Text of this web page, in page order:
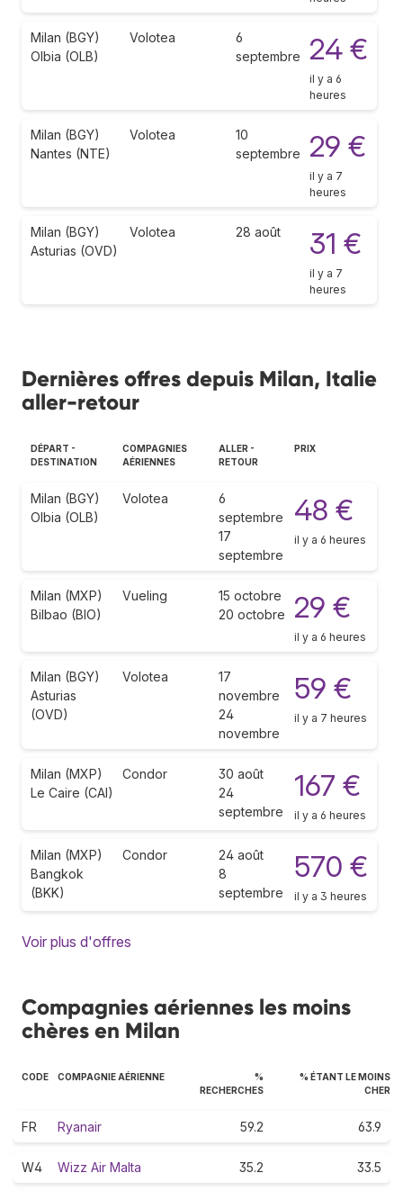
Milan (BGY)
Olbia (OLB)
Volotea
6
septembre
24 €
il y a 6
heures
Milan (BGY)
Nantes (NTE)
Volotea
10
septembre
29 €
il y a 7
heures
Milan (BGY)
Asturias (OVD)
Volotea 28 août 31 €
il y a 7
heures
Dernières offres depuis Milan, Italie
aller-retour
DÉPART -
DESTINATION
COMPAGNIES
AÉRIENNES
ALLER -
RETOUR
PRIX
Milan (BGY)
Olbia (OLB)
Volotea
6
septembre
17
septembre
48 €
il y a 6 heures
Milan (MXP)
Bilbao (BIO)
Vueling
15 octobre
20 octobre
29 €
il y a 6 heures
Milan (BGY)
Asturias
(OVD)
Volotea
17
novembre
24
novembre
59 €
il y a 7 heures
Milan (MXP)
Le Caire (CAI)
Condor
30 août
24
septembre
167 €
il y a 6 heures
Milan (MXP)
Bangkok
(BKK)
Condor
24 août
8
septembre
570 €
il y a 3 heures
Voir plus d'offres
Compagnies aériennes les moins
chères en Milan
CODE COMPAGNIE AÉRIENNE
%
RECHERCHES
% ÉTANT LE MOINS
CHER
FR Ryanair 59.2 63.9
W4 Wizz Air Malta 35.2 33.5